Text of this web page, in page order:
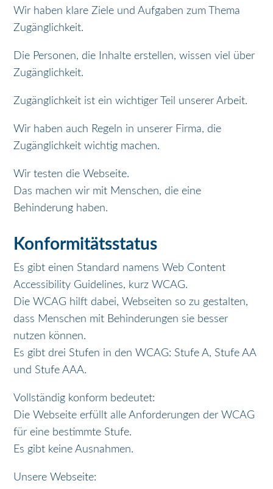
Wir haben klare Ziele und Aufgaben zum Thema
Zugänglichkeit.
Die Personen, die Inhalte erstellen, wissen viel über
Zugänglichkeit.
Zugänglichkeit ist ein wichtiger Teil unserer Arbeit.
Wir haben auch Regeln in unserer Firma, die
Zugänglichkeit wichtig machen.
Wir testen die Webseite.
Das machen wir mit Menschen, die eine
Behinderung haben.
Konformitätsstatus
Es gibt einen Standard namens Web Content
Accessibility Guidelines, kurz WCAG.
Die WCAG hilft dabei, Webseiten so zu gestalten,
dass Menschen mit Behinderungen sie besser
nutzen können.
Es gibt drei Stufen in den WCAG: Stufe A, Stufe AA
und Stufe AAA.
Vollständig konform bedeutet:
Die Webseite erfüllt alle Anforderungen der WCAG
für eine bestimmte Stufe.
Es gibt keine Ausnahmen.
Unsere Webseite: